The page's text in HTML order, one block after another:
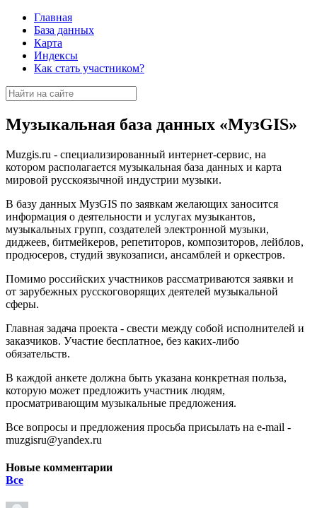
Главная
База данных
Карта
Индексы
Как стать участником?
Музыкальная база данных «МузGIS»
Muzgis.ru - специализированный интернет-сервис, на
котором располагается музыкальная база данных и карта
мировой русскоязычной индустрии музыки.
В базу данных МузGIS по заявкам желающих заносится
информация о деятельности и услугах музыкантов,
музыкальных групп, создателей электронной музыки,
диджеев, битмейкеров, репетиторов, композиторов, лейблов,
продюсеров, студий звукозаписи, ансамблей и оркестров.
Помимо российских участников рассматриваются заявки и
от зарубежных русскоговорящих деятелей музыкальной
сферы.
Главная задача проекта - свести между собой исполнителей и
заказчиков. Участие бесплатное, без каких-либо
обязательств.
В каждой анкете должна быть указана конкретная польза,
которую может предложить участник людям,
просматривающим музыкальные предложения.
Все вопросы и предложения просьба присылать на e-mail -
muzgisru@yandex.ru
Новые комментарии
Все